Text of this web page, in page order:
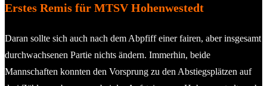
Erstes Remis für MTSV Hohenwestedt
Daran sollte sich auch nach dem Abpfiff einer fairen, aber insgesamt
durchwachsenen Partie nichts ändern. Immerhin, beide
Mannschaften konnten den Vorsprung zu den Abstiegsplätzen auf